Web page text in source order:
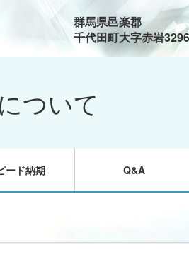
群馬県邑楽郡
千代田町大字赤岩
ついて
ード納期 Q&A